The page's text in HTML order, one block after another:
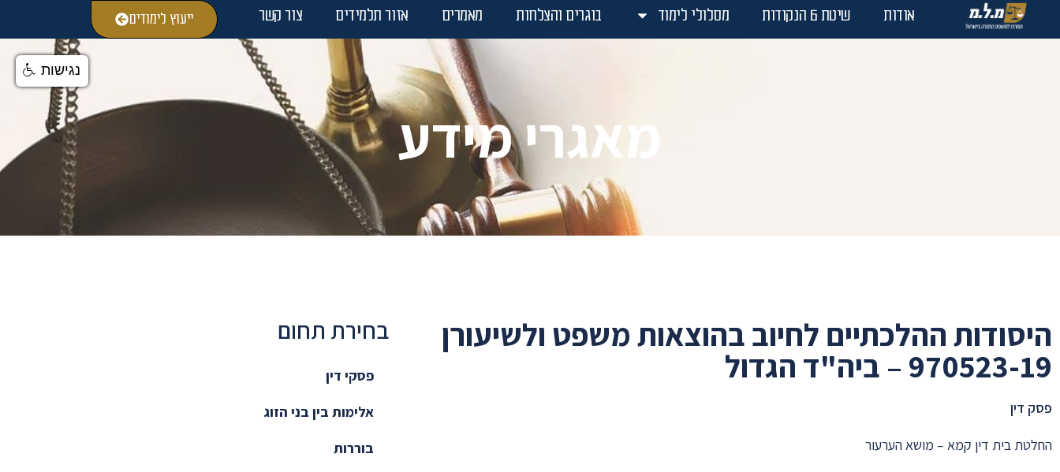
אודות שיטת 6 הנקודות מסלולי לימוד בוגרים והצלחות מאמרים אזור תלמידים צור קשר ייעוץ לימודים
מאגרי מידע
היסודות ההלכתיים לחיוב בהוצאות משפט ולשיעורן
970523-19 – ביה"ד הגדול
פסק דין
החלטת בית דין קמא – מושא הערעור
בחירת תחום
פסקי דין
אלימות בין בני הזוג
בוררות
נגישות